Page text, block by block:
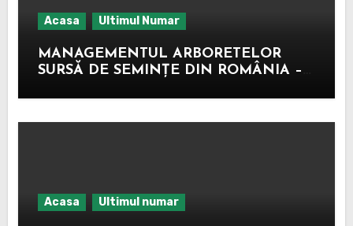
Acasa Ultimul Numar
MANAGEMENTUL ARBORETELOR
SURSĂ DE SEMINȚE DIN ROMÂNIA –
DEMONSTRATIV
Acasa Ultimul numar